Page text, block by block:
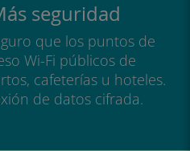
seguridad
que los puntos de
Wi-Fi públicos de
cafeterías u hoteles.
de datos cifrada.